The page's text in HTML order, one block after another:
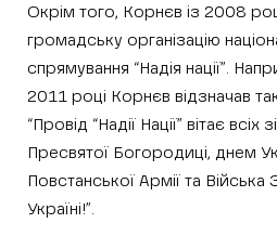
Окрім того, Корнєв із 2008
громадську організацію
спрямування “Надія нації”.
2011 році Корнєв відзначав
“Провід “Надії Нації” вітає
Пресвятої Богородиці, днем
Повстанської Армії та
Україні!”.